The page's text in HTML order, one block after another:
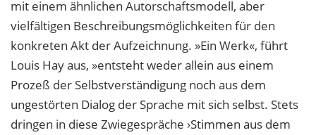
mit einem ähnlichen Autorschaftsmodell, aber
vielfältigen Beschreibungsmöglichkeiten für den
konkreten Akt der Aufzeichnung. »Ein Werk«, führt
Louis Hay aus, »entsteht weder allein aus einem
Prozeß der Selbstverständigung noch aus dem
ungestörten Dialog der Sprache mit sich selbst. Stets
dringen in diese Zwiegespräche ›Stimmen aus dem